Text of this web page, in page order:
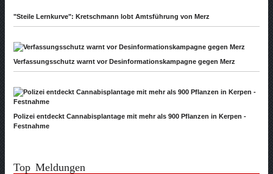
"Steile Lernkurve": Kretschmann lobt Amtsführung von Merz
Verfassungsschutz warnt vor Desinformationskampagne gegen Merz
Polizei entdeckt Cannabisplantage mit mehr als 900 Pflanzen in Kerpen -
Festnahme
Top Meldungen